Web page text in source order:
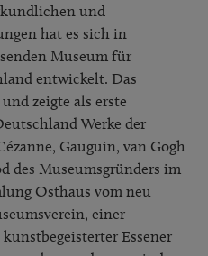
und
hat es sich in
Museum für
entwickelt. Das
zeigte als erste
Werke der
Gauguin, van Gogh
des Museumsgründers im
Osthaus vom neu
einer
Essener